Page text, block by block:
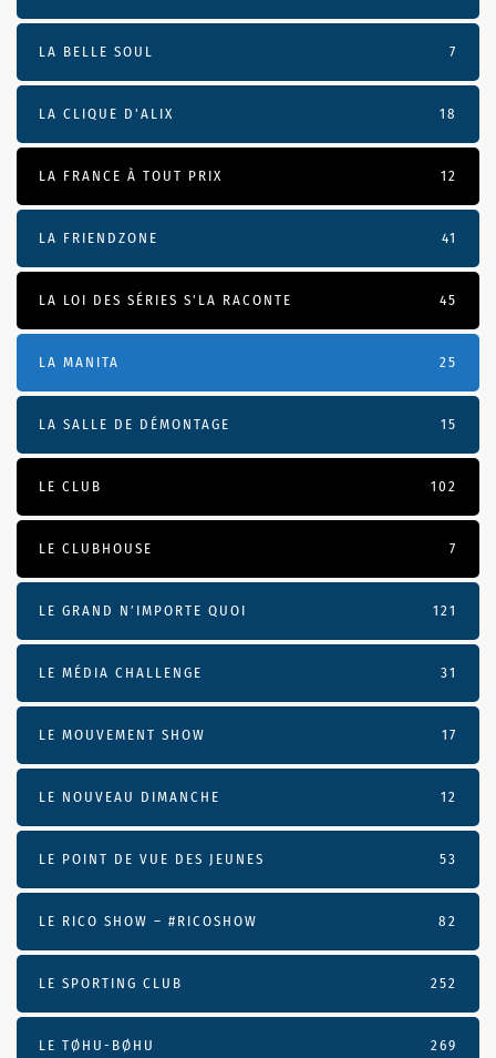
LA BELLE SOUL 7
LA CLIQUE D'ALIX 18
LA FRANCE À TOUT PRIX 12
LA FRIENDZONE 41
LA LOI DES SÉRIES S'LA RACONTE 45
LA MANITA 25
LA SALLE DE DÉMONTAGE 15
LE CLUB 102
LE CLUBHOUSE 7
LE GRAND N’IMPORTE QUOI 121
LE MÉDIA CHALLENGE 31
LE MOUVEMENT SHOW 17
LE NOUVEAU DIMANCHE 12
LE POINT DE VUE DES JEUNES 53
LE RICO SHOW – #RICOSHOW 82
LE SPORTING CLUB 252
LE TØHU-BØHU 269